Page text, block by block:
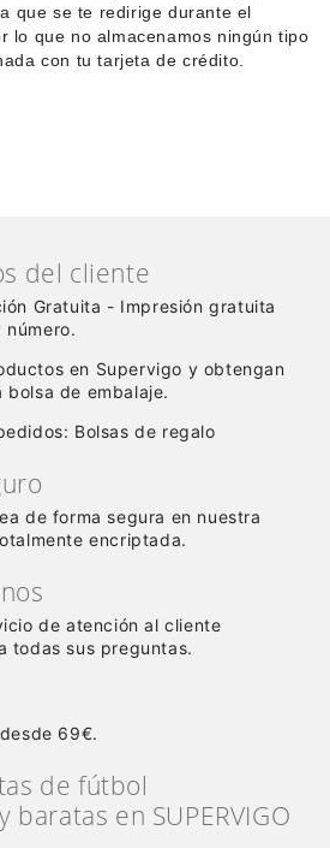
que se te redirige durante el
lo que no almacenamos ningún tipo
con tu tarjeta de crédito.
del cliente
Gratuita - Impresión gratuita
número.
en Supervigo y obtengan
bolsa de embalaje.
Bolsas de regalo
de forma segura en nuestra
encriptada.
de atención al cliente
todas sus preguntas.
69€.
de fútbol
baratas en SUPERVIGO